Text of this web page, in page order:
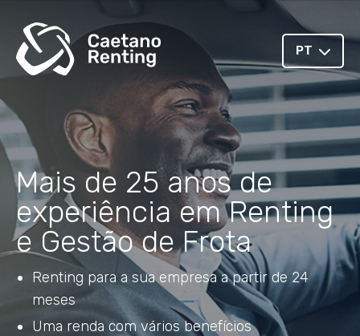
PT
Mais de 25 anos de
experiência em Renting
e Gestão de Frota
Renting para a sua empresa a partir de 24
meses
Uma renda com vários benefícios